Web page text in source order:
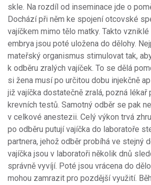
skle. Na rozdíl od inseminace jde o
Dochází při něm ke spojení otcovské
vajíčkem mimo tělo matky. Takto
embrya jsou poté uložena do dělohy.
mateřský organismus stimulovat tak,
k odběru zralých vajíček. To se dělá
si žena musí po určitou dobu injekčně
již vajíčka dostatečně zralá, pozná lékař
krevních testů. Samotný odběr se pak
v celkové anestezii. Celý výkon trvá
po odběru putují vajíčka do laboratoře
partnera, jehož odběr probíhá ve stejný
vajíčka jsou v laboratoři několik dnů
správně vyvíjí. Poté jsou vrácena do
mohou zamrazit pro pozdější využití.